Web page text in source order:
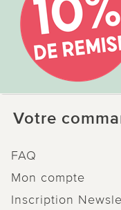
Votre
FAQ
Mon compte
Inscription